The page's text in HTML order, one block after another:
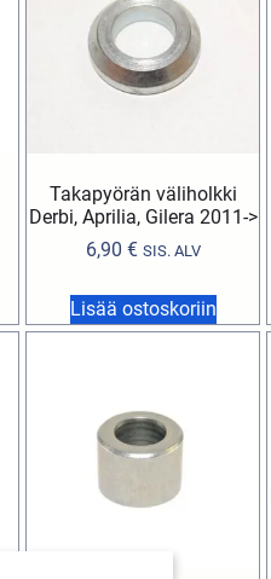
Takapyörän väliholkki
Derbi, Aprilia, Gilera 2011->
6,90 € SIS. ALV
Lisää ostoskoriin